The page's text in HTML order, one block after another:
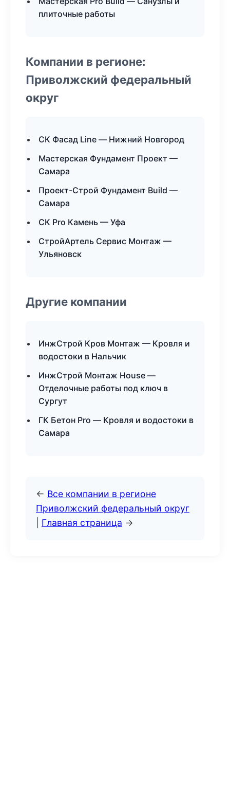
плиточные работы
Компании в регионе:
Приволжский федеральный
округ
СК Фасад Line — Нижний Новгород
Мастерская Фундамент Проект —
Самара
Проект-Строй Фундамент Build —
Самара
СК Pro Камень — Уфа
СтройАртель Сервис Монтаж —
Ульяновск
Другие компании
ИнжСтрой Кров Монтаж — Кровля и
водостоки в Нальчик
ИнжСтрой Монтаж House —
Отделочные работы под ключ в
Сургут
ГК Бетон Pro — Кровля и водостоки в
Самара
← Все компании в регионе
Приволжский федеральный округ
Главная страница →